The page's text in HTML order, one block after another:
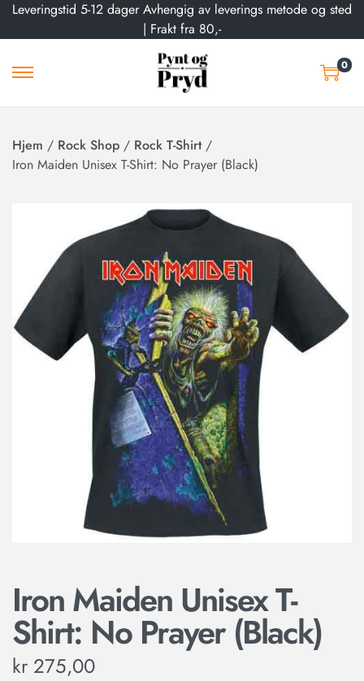
Leveringstid 5-12 dager Avhengig av leverings metode og sted
| Frakt fra 80,-
0
Hjem / Rock Shop / Rock T-Shirt /
Iron Maiden Unisex T-Shirt: No Prayer (Black)
Iron Maiden Unisex T-
Shirt: No Prayer (Black)
kr 275,00